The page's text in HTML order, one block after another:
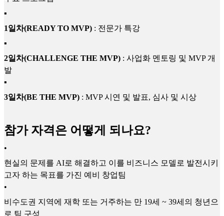
▪
1일차(READY TO MVP) : 전문가 특강
▪
2일차(CHALLENGE THE MVP) : 사업화 멘토링 및 MVP 개
발
▪
3일차(BE THE MVP) : MVP 시연 및 발표, 심사 및 시상
참가 자격은 어떻게 되나요?
•
현실의 문제를 AI로 해결하고 이를 비즈니스 모델로 발전시키
고자 하는 목표를 가진 예비 창업팀
•
비수도권 지역에 재학 또는 거주하는 만 19세 ~ 39세의 청년으
로 팀 구성